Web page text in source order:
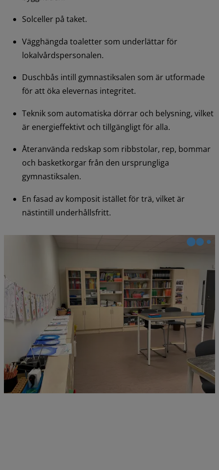
Solceller på taket.
Vägghängda toaletter som underlättar för
lokalvårdspersonalen.
Duschbås intill gymnastiksalen som är utformade
för att öka elevernas integritet.
Teknik som automatiska dörrar och belysning, vilket
är energieffektivt och tillgängligt för alla.
Återanvända redskap som ribbstolar, rep, bommar
och basketkorgar från den ursprungliga
gymnastiksalen.
En fasad av komposit istället för trä, vilket är
nästintill underhållsfritt.